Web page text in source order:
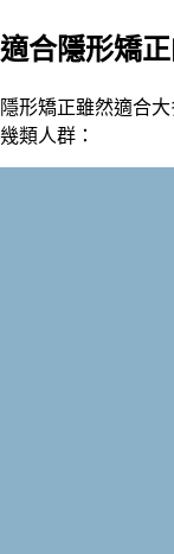
適合隱形矯
隱形矯正雖然適合
幾類人群：